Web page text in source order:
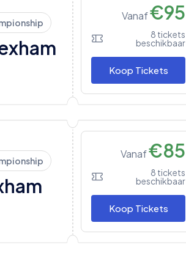
Vanaf€95
8 tickets
beschikbaar
Koop Tickets
Vanaf€85
8 tickets
beschikbaar
Koop Tickets